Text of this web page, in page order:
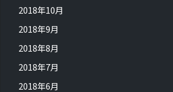
2018年10月
2018年9月
2018年8月
2018年7月
2018年6月